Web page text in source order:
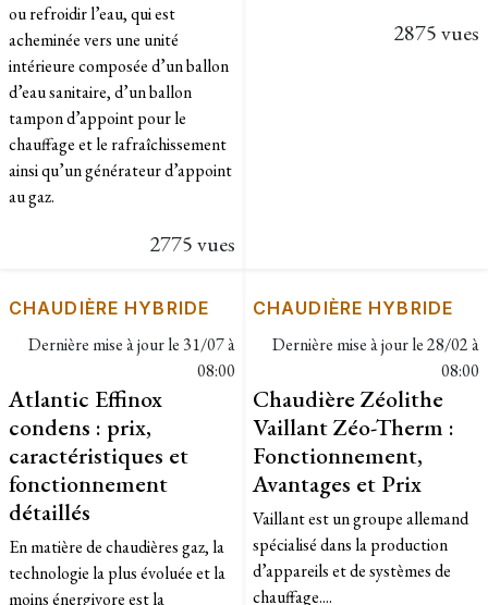
ou refroidir l’eau, qui est
acheminée vers une unité
intérieure composée d’un ballon
d’eau sanitaire, d’un ballon
tampon d’appoint pour le
chauffage et le rafraîchissement
ainsi qu’un générateur d’appoint
au gaz.
2775 vues
2875 vues
CHAUDIÈRE HYBRIDE
Dernière mise à jour le 31/07 à
08:00
Atlantic Effinox
condens : prix,
caractéristiques et
fonctionnement
détaillés
En matière de chaudières gaz, la
technologie la plus évoluée et la
moins énergivore est la
CHAUDIÈRE HYBRIDE
Dernière mise à jour le28/02 à
08:00
Chaudière Zéolithe
Vaillant Zéo-Therm :
Fonctionnement,
Avantages et Prix
Vaillant est un groupe allemand
spécialisé dans la production
d’appareils et de systèmes de
chauffage....